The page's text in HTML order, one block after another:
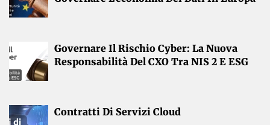
Governare Il Rischio Cyber: La Nuova
Responsabilità Del CXO Tra NIS 2 E ESG
Contratti Di Servizi Cloud